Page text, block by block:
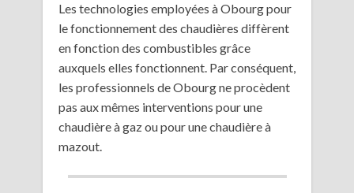
Les technologies employées à Obourg pour
le fonctionnement des chaudières diffèrent
en fonction des combustibles grâce
auxquels elles fonctionnent. Par conséquent,
les professionnels de Obourg ne procèdent
pas aux mêmes interventions pour une
chaudière à gaz ou pour une chaudière à
mazout.